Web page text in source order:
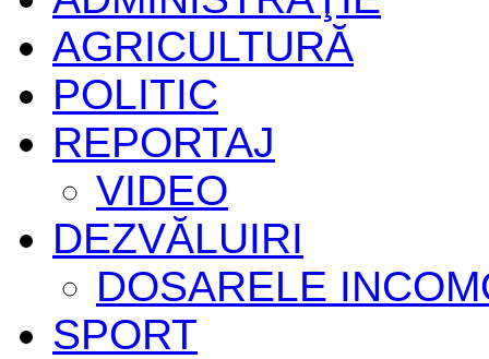
AGRICULTURĂ
POLITIC
REPORTAJ
VIDEO
DEZVĂLUIRI
DOSARELE
SPORT